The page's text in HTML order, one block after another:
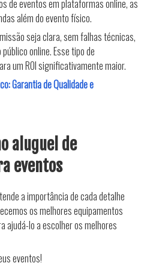
de eventos em plataformas online, as
além do evento físico.
seja clara, sem falhas técnicas,
online. Esse tipo de
um ROI significativamente maior.
Garantia de Qualidade e
aluguel de
eventos
a importância de cada detalhe
os melhores equipamentos
ajudá-lo a escolher os melhores
eventos!